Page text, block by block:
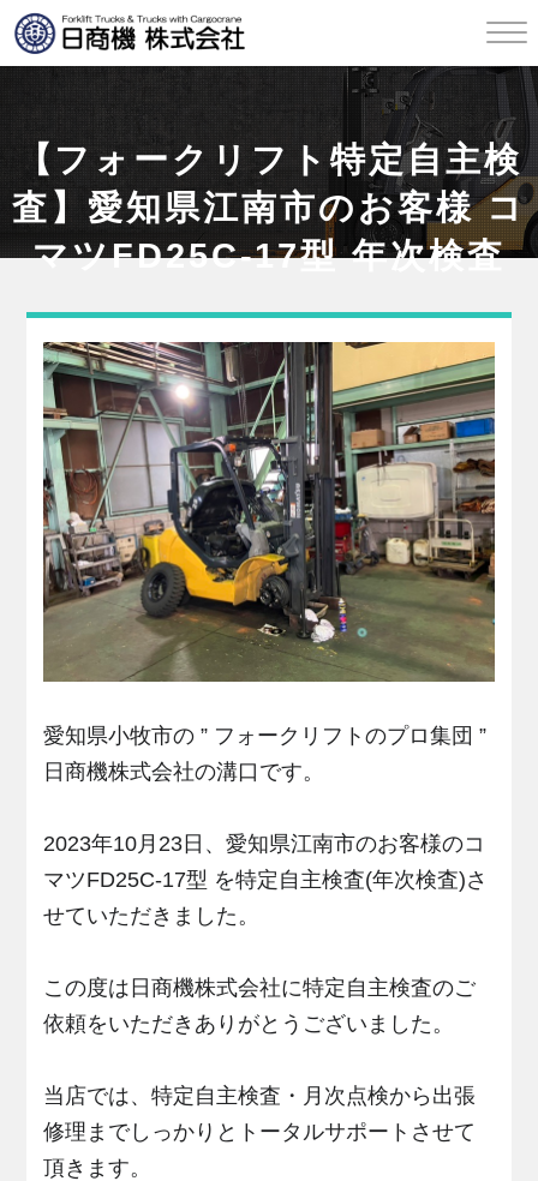
【フォークリフト特定自主検
査】愛知県江南市のお客様 コ
マツFD25C-17型 年次検査
愛知県小牧市の ” フォークリフトのプロ集団 ”
日商機株式会社の溝口です。
2023年10月23日、愛知県江南市のお客様のコ
マツFD25C-17型 を特定自主検査(年次検査)さ
せていただきました。
この度は日商機株式会社に特定自主検査のご
依頼をいただきありがとうございました。
当店では、特定自主検査・月次点検から出張
修理までしっかりとトータルサポートさせて
頂きます。